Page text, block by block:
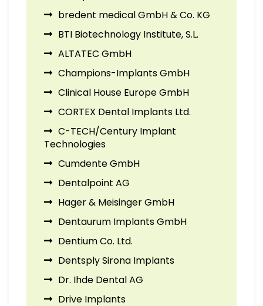
bredent medical GmbH & Co. KG
BTI Biotechnology Institute, S.L.
ALTATEC GmbH
Champions-Implants GmbH
Clinical House Europe GmbH
CORTEX Dental Implants Ltd.
C-TECH/Century Implant
Technologies
Cumdente GmbH
Dentalpoint AG
Hager & Meisinger GmbH
Dentaurum Implants GmbH
Dentium Co. Ltd.
Dentsply Sirona Implants
Dr. Ihde Dental AG
Drive Implants